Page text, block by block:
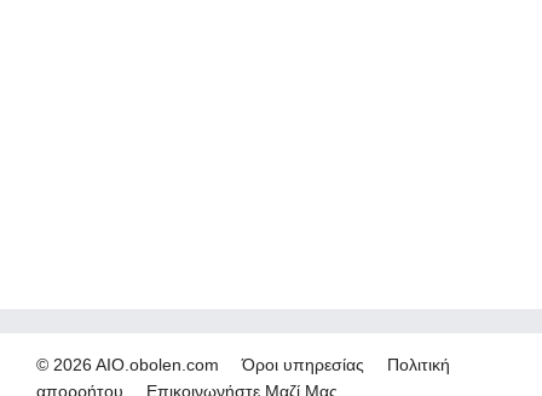
© 2026 AIO.obolen.com Όροι υπηρεσίας
Πολιτική
απορρήτου
Επικοινωνήστε Μαζί Μας